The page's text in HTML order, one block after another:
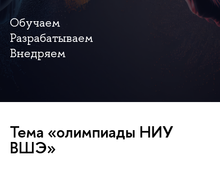
Обучаем
Разрабатываем
Внедряем
Тема «олимпиады НИУ
ВШЭ»